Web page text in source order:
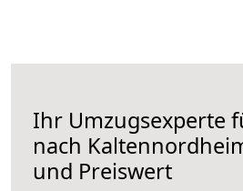
Ihr Umzugsexperte
nach
und Preiswert